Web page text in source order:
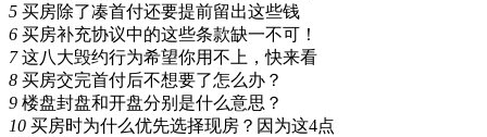
5 买房除了凑首付还要提前留出这些钱
6 买房补充协议中的这些条款缺一不可！
7 这八大毁约行为希望你用不上，快来看
8 买房交完首付后不想要了怎么办？
9 楼盘封盘和开盘分别是什么意思？
10 买房时为什么优先选择现房？因为这4点